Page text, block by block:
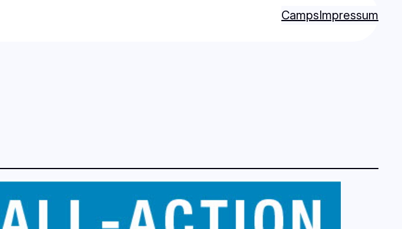
CampsImpressum